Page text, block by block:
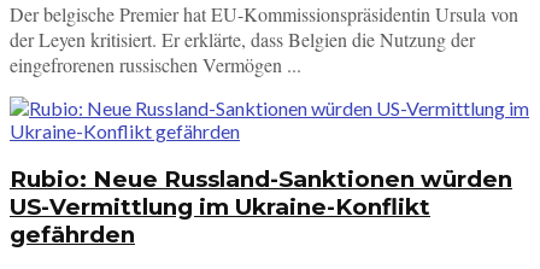
Der belgische Premier hat EU-Kommissionspräsidentin Ursula von
der Leyen kritisiert. Er erklärte, dass Belgien die Nutzung der
eingefrorenen russischen Vermögen ...
Rubio: Neue Russland-Sanktionen würden
US-Vermittlung im Ukraine-Konflikt
gefährden